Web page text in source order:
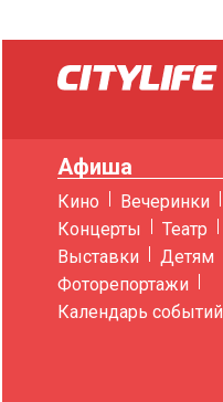
Афиша
Кино
Вечеринки
Концерты
Театр
Выставки
Детям
Фоторепортажи
Календарь событий